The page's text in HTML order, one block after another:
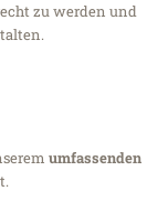
zu werden und
umfassenden